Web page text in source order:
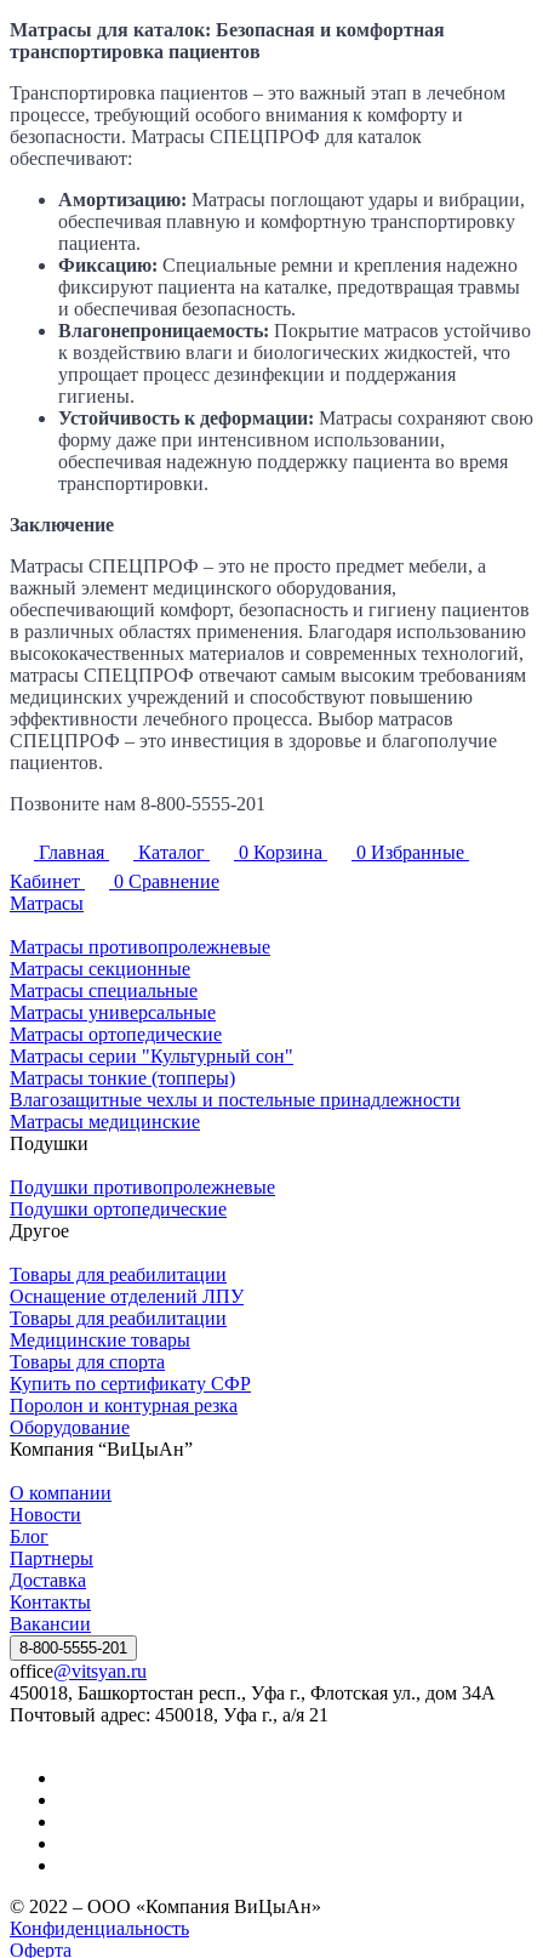
Матрасы для каталок: Безопасная и комфортная
транспортировка пациентов
Транспортировка пациентов – это важный этап в лечебном
процессе, требующий особого внимания к комфорту и
безопасности. Матрасы СПЕЦПРОФ для каталок
обеспечивают:
Амортизацию: Матрасы поглощают удары и вибрации,
обеспечивая плавную и комфортную транспортировку
пациента.
Фиксацию: Специальные ремни и крепления надежно
фиксируют пациента на каталке, предотвращая травмы
и обеспечивая безопасность.
Влагонепроницаемость: Покрытие матрасов устойчиво
к воздействию влаги и биологических жидкостей, что
упрощает процесс дезинфекции и поддержания
гигиены.
Устойчивость к деформации: Матрасы сохраняют свою
форму даже при интенсивном использовании,
обеспечивая надежную поддержку пациента во время
транспортировки.
Заключение
Матрасы СПЕЦПРОФ – это не просто предмет мебели, а
важный элемент медицинского оборудования,
обеспечивающий комфорт, безопасность и гигиену пациентов
в различных областях применения. Благодаря использованию
высококачественных материалов и современных технологий,
матрасы СПЕЦПРОФ отвечают самым высоким требованиям
медицинских учреждений и способствуют повышению
эффективности лечебного процесса. Выбор матрасов
СПЕЦПРОФ – это инвестиция в здоровье и благополучие
пациентов.
Позвоните нам 8-800-5555-201
Главная Каталог 0 Корзина 0 Избранные
Кабинет
0 Сравнение
Матрасы
Матрасы противопролежневые
Матрасы секционные
Матрасы специальные
Матрасы универсальные
Матрасы ортопедические
Матрасы серии "Культурный сон"
Матрасы тонкие (топперы)
Влагозащитные чехлы и постельные принадлежности
Матрасы медицинские
Подушки
Подушки противопролежневые
Подушки ортопедические
Другое
Товары для реабилитации
Оснащение отделений ЛПУ
Товары для реабилитации
Медицинские товары
Товары для спорта
Купить по сертификату СФР
Поролон и контурная резка
Оборудование
Компания “ВиЦыАн”
О компании
Новости
Блог
Партнеры
Доставка
Контакты
Вакансии
8-800-5555-201
office@vitsyan.ru
450018, Башкортостан респ., Уфа г., Флотская ул., дом 34А
Почтовый адрес: 450018, Уфа г., а/я 21
© 2022 – ООО «Компания ВиЦыАн»
Конфиденциальность
Оферта